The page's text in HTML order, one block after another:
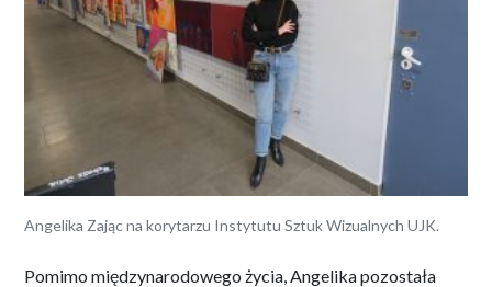
Angelika Zając na korytarzu Instytutu Sztuk Wizualnych UJK.
Pomimo międzynarodowego życia, Angelika pozostała